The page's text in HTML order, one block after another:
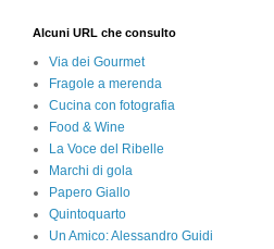
Alcuni URL che consulto
Via dei Gourmet
Fragole a merenda
Cucina con fotografia
Food & Wine
La Voce del Ribelle
Marchi di gola
Papero Giallo
Quintoquarto
Un Amico: Alessandro Guidi